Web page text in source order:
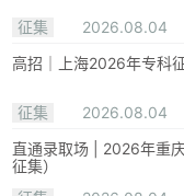
征集 2026.08.04
高招｜上海2026年专科
征集 2026.08.04
直通录取场 | 2026年重
征集）